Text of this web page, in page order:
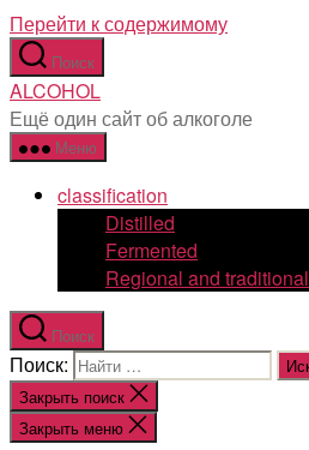
Перейти к содержимому
Поиск
ALCOHOL
Ещё один сайт об алкоголе
Меню
classification
Distilled
Fermented
Regional and traditional
Поиск
Поиск:
Закрыть поиск
Закрыть меню